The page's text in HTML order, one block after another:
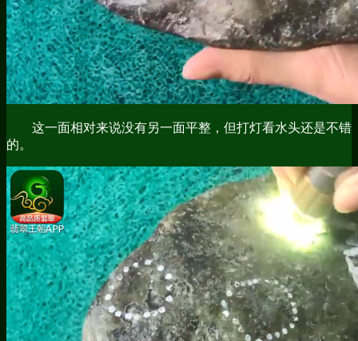
这一面相对来说没有另一面平整，但打灯看水头还是不错
的。